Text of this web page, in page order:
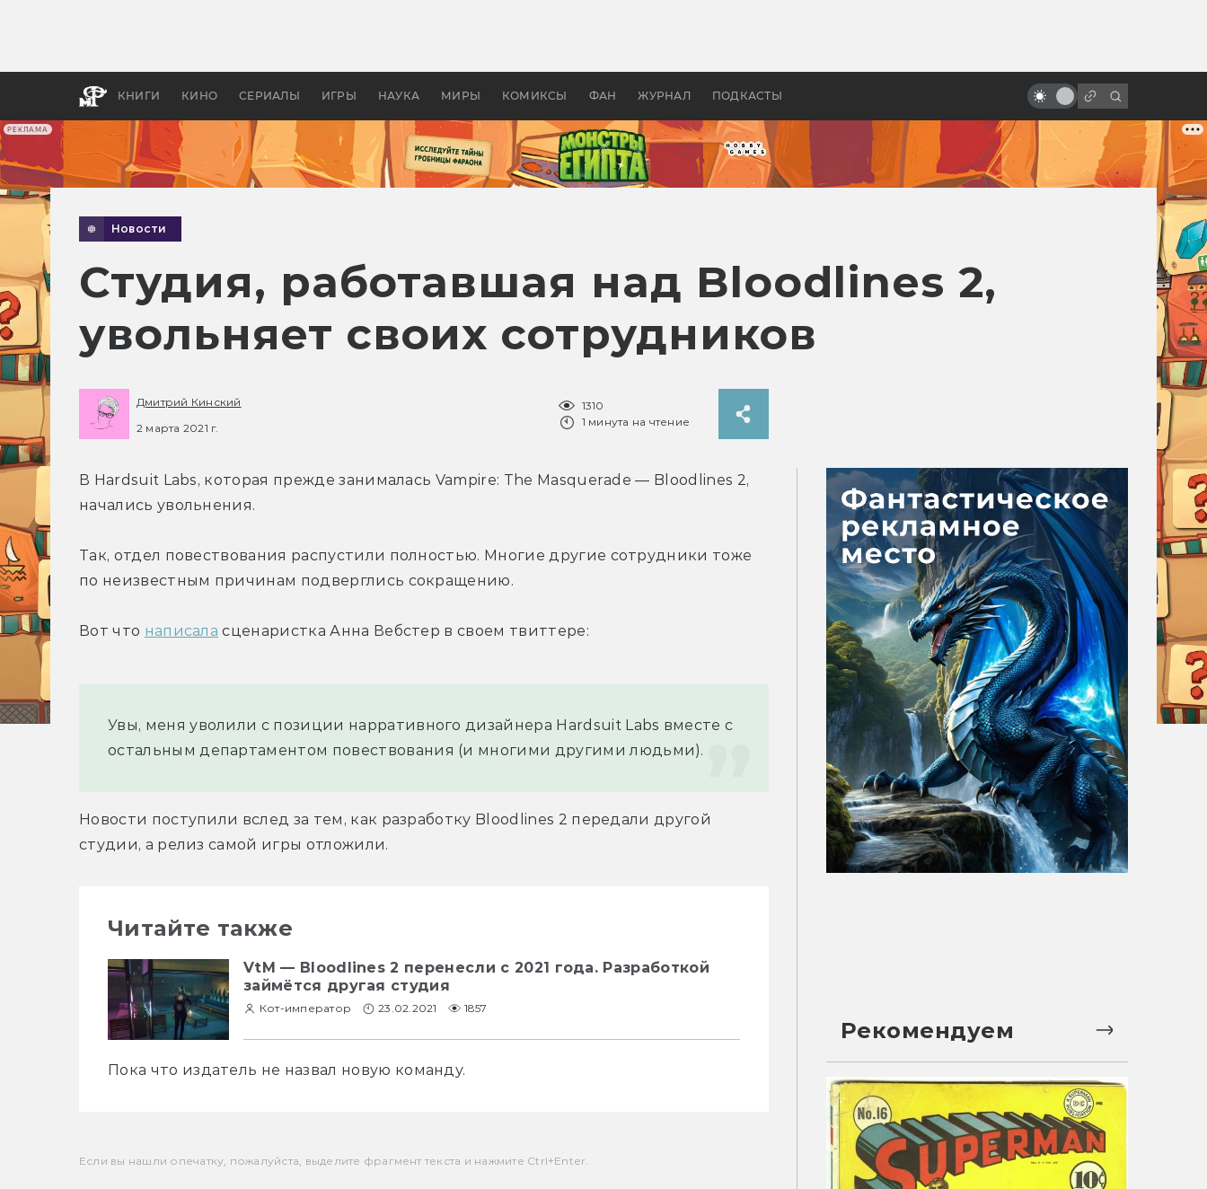
РЕКЛАМА
КНИГИ КИНО СЕРИАЛЫ ИГРЫ НАУКА МИРЫ КОМИКСЫ ФАН ЖУРНАЛ ПОДКАСТЫ
бы «Властелина колец»
Древней Грецией
тёмного фэнтези от Disney
Новости
Студия, работавшая над Bloodlines 2,
увольняет своих сотрудников
Дмитрий Кинский
2 марта 2021 г.
1310
1 минута на чтение
В Hardsuit Labs, которая прежде занималась Vampire: The Masquerade — Bloodlines 2,
начались увольнения.
Так, отдел повествования распустили полностью. Многие другие сотрудники тоже
по неизвестным причинам подверглись сокращению.
Вот что написала сценаристка Анна Вебстер в своем твиттере:
Увы, меня уволили с позиции нарративного дизайнера Hardsuit Labs вместе с
остальным департаментом повествования (и многими другими людьми).
Новости поступили вслед за тем, как разработку Bloodlines 2 передали другой
студии, а релиз самой игры отложили.
Читайте также
VtM — Bloodlines 2 перенесли с 2021 года. Разработкой
займётся другая студия
Кот-император 23.02.2021 1857
Пока что издатель не назвал новую команду.
Если вы нашли опечатку, пожалуйста, выделите фрагмент текста и нажмите Ctrl+Enter.
Рекомендуем